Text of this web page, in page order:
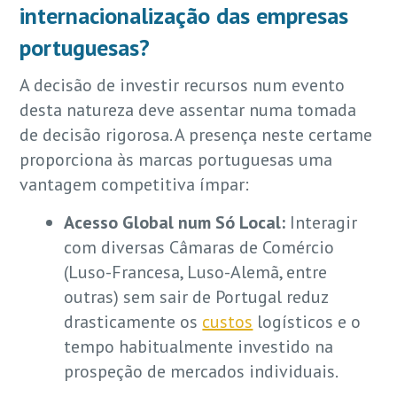
internacionalização das empresas
portuguesas?
A decisão de investir recursos num evento
desta natureza deve assentar numa tomada
de decisão rigorosa. A presença neste certame
proporciona às marcas portuguesas uma
vantagem competitiva ímpar:
Acesso Global num Só Local: Interagir
com diversas Câmaras de Comércio
(Luso-Francesa, Luso-Alemã, entre
outras) sem sair de Portugal reduz
drasticamente os custos logísticos e o
tempo habitualmente investido na
prospeção de mercados individuais.